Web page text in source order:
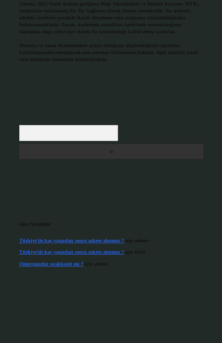
Sitemiz, 5651 Sayılı Kanun gereğince Bilgi Teknolojileri ve İletişim Kurumu (BTK)
tarafından onaylanmış bir Yer Sağlayıcı olarak hizmet vermektedir. Bu nedenle,
sitedeki içerikleri proaktif olarak denetleme veya araştırma yükümlülüğümüz
bulunmamaktadır. Ancak, üyelerimiz yazdıkları içeriklerin sorumluluğunu
taşımakta olup, siteye üye olarak bu sorumluluğu kabul etmiş sayılırlar.
Hukuka ve yasal düzenlemelere aykırı olduğunu düşündüğünüz içerikleri,
backlinkpanelicomtr@gmail.com adresine bildirmeniz halinde, ilgili içerikler yasal
süre içerisinde sitemizden kaldırılacaktır.
Son Yorumlar
Türkiye’de kaç yaşından sonra askere alınmaz ?için admin
Türkiye’de kaç yaşından sonra askere alınmaz ?için Ekin
Omurgasızlar sıcakkanlı mı ?için admin